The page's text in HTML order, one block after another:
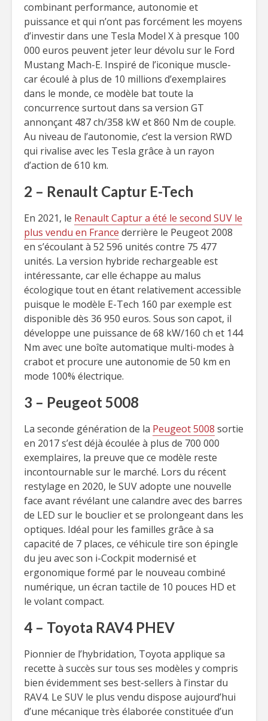
combinant performance, autonomie et
puissance et qui n’ont pas forcément les moyens
d’investir dans une Tesla Model X à presque 100
000 euros peuvent jeter leur dévolu sur le Ford
Mustang Mach-E. Inspiré de l’iconique muscle-
car écoulé à plus de 10 millions d’exemplaires
dans le monde, ce modèle bat toute la
concurrence surtout dans sa version GT
annonçant 487 ch/358 kW et 860 Nm de couple.
Au niveau de l’autonomie, c’est la version RWD
qui rivalise avec les Tesla grâce à un rayon
d’action de 610 km.
2 – Renault Captur E-Tech
En 2021, le Renault Captur a été le second SUV le
plus vendu en France derrière le Peugeot 2008
en s’écoulant à 52 596 unités contre 75 477
unités. La version hybride rechargeable est
intéressante, car elle échappe au malus
écologique tout en étant relativement accessible
puisque le modèle E-Tech 160 par exemple est
disponible dès 36 950 euros. Sous son capot, il
développe une puissance de 68 kW/160 ch et 144
Nm avec une boîte automatique multi-modes à
crabot et procure une autonomie de 50 km en
mode 100% électrique.
3 – Peugeot 5008
La seconde génération de la Peugeot 5008 sortie
en 2017 s’est déjà écoulée à plus de 700 000
exemplaires, la preuve que ce modèle reste
incontournable sur le marché. Lors du récent
restylage en 2020, le SUV adopte une nouvelle
face avant révélant une calandre avec des barres
de LED sur le bouclier et se prolongeant dans les
optiques. Idéal pour les familles grâce à sa
capacité de 7 places, ce véhicule tire son épingle
du jeu avec son i-Cockpit modernisé et
ergonomique formé par le nouveau combiné
numérique, un écran tactile de 10 pouces HD et
le volant compact.
4 – Toyota RAV4 PHEV
Pionnier de l’hybridation, Toyota applique sa
recette à succès sur tous ses modèles y compris
bien évidemment ses best-sellers à l’instar du
RAV4. Le SUV le plus vendu dispose aujourd’hui
d’une mécanique très élaborée constituée d’un